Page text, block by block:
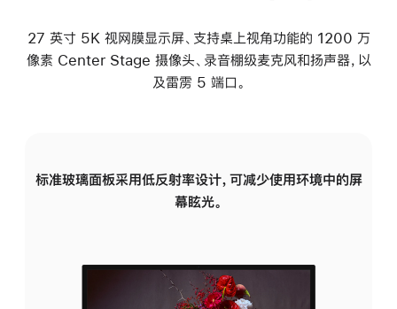
27 英寸 5K 视网膜显示屏、支持桌上视角功能的 1200 万
像素 Center Stage 摄像头、录音棚级麦克风和扬声器，以
及雷雳 5 端口。
标准玻璃面板采用低反射率设计，可减少使用环境中的屏
幕眩光。